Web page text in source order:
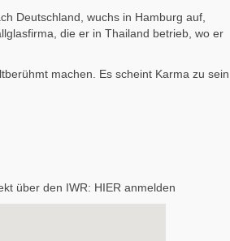
Deutschland, wuchs in Hamburg auf,
die er in Thailand betrieb, wo er
machen. Es scheint Karma zu sein,
über den IWR: HIER anmelden